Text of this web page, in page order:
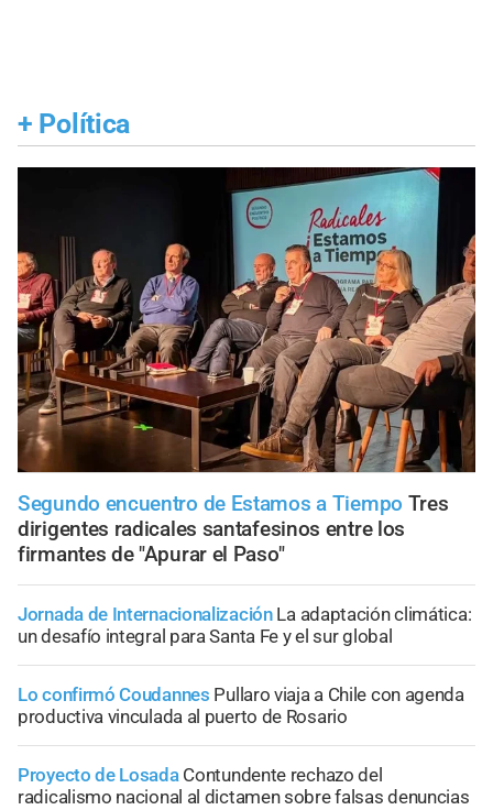
+ Política
Segundo encuentro de Estamos a Tiempo Tres
dirigentes radicales santafesinos entre los
firmantes de "Apurar el Paso"
Jornada de Internacionalización La adaptación climática:
un desafío integral para Santa Fe y el sur global
Lo confirmó Coudannes Pullaro viaja a Chile con agenda
productiva vinculada al puerto de Rosario
Proyecto de Losada Contundente rechazo del
radicalismo nacional al dictamen sobre falsas denuncias